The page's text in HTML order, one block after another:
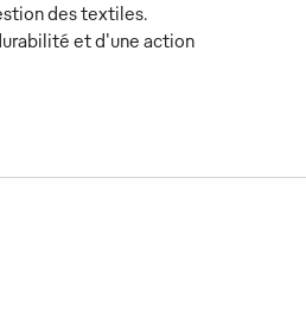
des textiles.
et d'une action